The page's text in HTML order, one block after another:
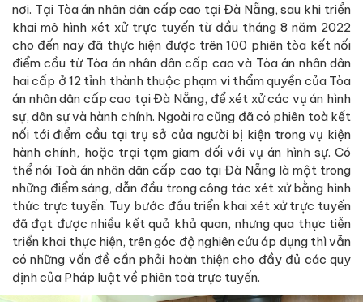
nơi. Tại Tòa án nhân dân cấp cao tại Đà Nẵng, sau khi triển
khai mô hình xét xử trực tuyến từ đầu tháng 8 năm 2022
cho đến nay đã thực hiện được trên 100 phiên tòa kết nối
điểm cầu từ Tòa án nhân dân cấp cao và Tòa án nhân dân
hai cấp ở 12 tỉnh thành thuộc phạm vi thẩm quyền của Tòa
án nhân dân cấp cao tại Đà Nẵng, để xét xử các vụ án hình
sự, dân sự và hành chính. Ngoài ra cũng đã có phiên toà kết
nối tới điểm cầu tại trụ sở của người bị kiện trong vụ kiện
hành chính, hoặc trại tạm giam đối với vụ án hình sự. Có
thể nói Toà án nhân dân cấp cao tại Đà Nẵng là một trong
những điểm sáng, dẫn đầu trong công tác xét xử bằng hình
thức trực tuyến. Tuy bước đầu triển khai xét xử trực tuyến
đã đạt được nhiều kết quả khả quan, nhưng qua thực tiễn
triển khai thực hiện, trên góc độ nghiên cứu áp dụng thì vẫn
có những vấn đề cần phải hoàn thiện cho đầy đủ các quy
định của Pháp luật về phiên toà trực tuyến.